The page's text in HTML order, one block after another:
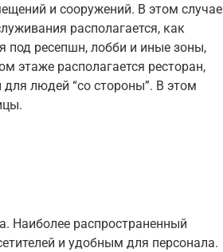
и сооружений. В этом случае
располагается, как
под ресепшн, лобби и иные зоны,
этаже располагается ресторан,
людей “со стороны”. В этом
Наиболее распространенный
и удобным для персонала.